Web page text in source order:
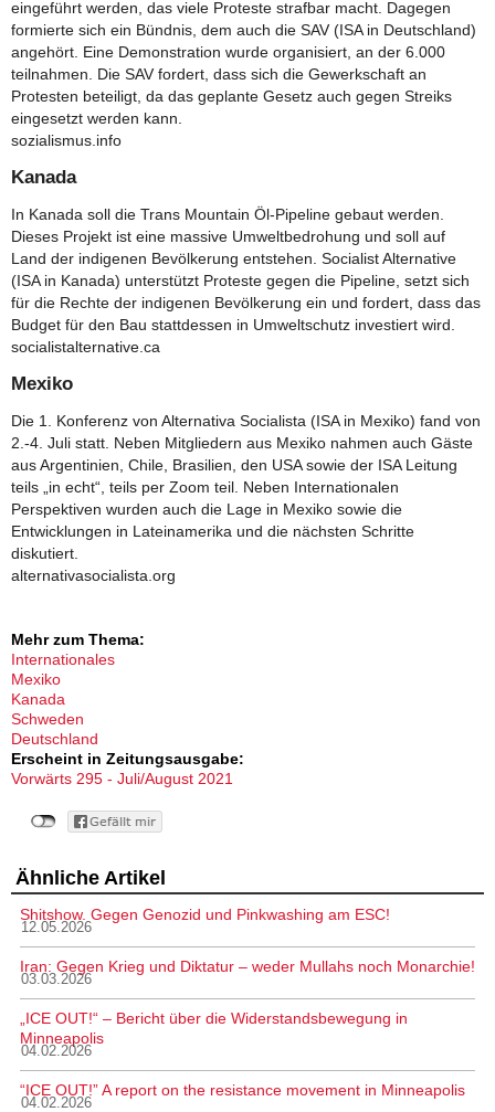
eingeführt werden, das viele Proteste strafbar macht. Dagegen
formierte sich ein Bündnis, dem auch die SAV (ISA in Deutschland)
angehört. Eine Demonstration wurde organisiert, an der 6.000
teilnahmen. Die SAV fordert, dass sich die Gewerkschaft an
Protesten beteiligt, da das geplante Gesetz auch gegen Streiks
eingesetzt werden kann.
sozialismus.info
Kanada
In Kanada soll die Trans Mountain Öl-Pipeline gebaut werden.
Dieses Projekt ist eine massive Umweltbedrohung und soll auf
Land der indigenen Bevölkerung entstehen. Socialist Alternative
(ISA in Kanada) unterstützt Proteste gegen die Pipeline, setzt sich
für die Rechte der indigenen Bevölkerung ein und fordert, dass das
Budget für den Bau stattdessen in Umweltschutz investiert wird.
socialistalternative.ca
Mexiko
Die 1. Konferenz von Alternativa Socialista (ISA in Mexiko) fand von
2.-4. Juli statt. Neben Mitgliedern aus Mexiko nahmen auch Gäste
aus Argentinien, Chile, Brasilien, den USA sowie der ISA Leitung
teils „in echt“, teils per Zoom teil. Neben Internationalen
Perspektiven wurden auch die Lage in Mexiko sowie die
Entwicklungen in Lateinamerika und die nächsten Schritte
diskutiert.
alternativasocialista.org
Mehr zum Thema:
Internationales
Mexiko
Kanada
Schweden
Deutschland
Erscheint in Zeitungsausgabe:
Vorwärts 295 - Juli/August 2021
Ähnliche Artikel
Shitshow. Gegen Genozid und Pinkwashing am ESC!
12.05.2026
Iran: Gegen Krieg und Diktatur – weder Mullahs noch Monarchie!
03.03.2026
„ICE OUT!“ – Bericht über die Widerstandsbewegung in
Minneapolis
04.02.2026
“ICE OUT!” A report on the resistance movement in Minneapolis
04.02.2026